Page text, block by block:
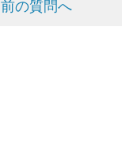
前の質問へ